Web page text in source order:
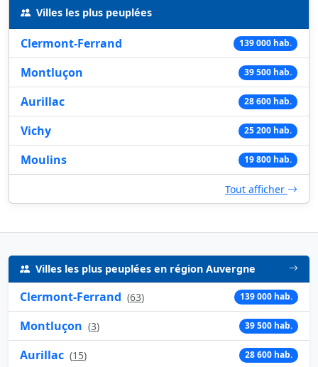
Villes les plus peuplées
Clermont-Ferrand 139 000 hab.
Montluçon 39 500 hab.
Aurillac 28 600 hab.
Vichy 25 200 hab.
Moulins 19 800 hab.
Tout afficher
Villes les plus peuplées en région Auvergne
Clermont-Ferrand (63) 139 000 hab.
Montluçon (3) 39 500 hab.
Aurillac (15) 28 600 hab.